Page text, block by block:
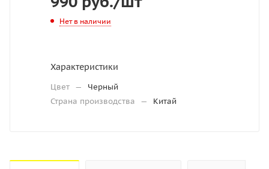
Нет в наличии
Характеристики
Цвет —
Черный
Страна производства
— Китай